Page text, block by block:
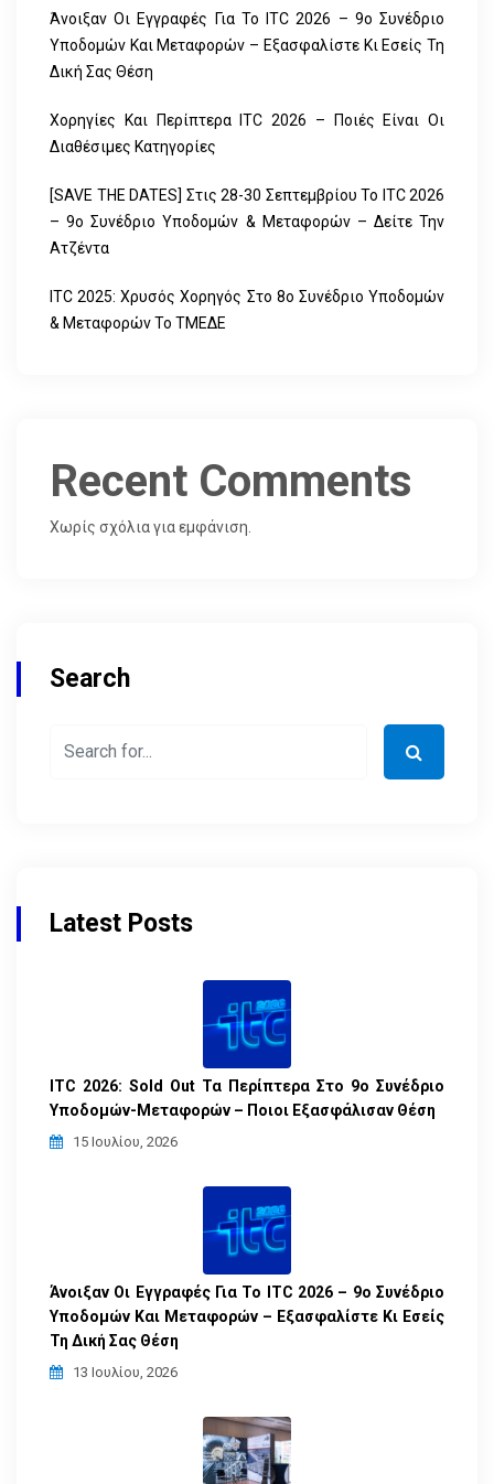
Άνοιξαν Οι Εγγραφές Για Το ITC 2026 – 9ο Συνέδριο
Υποδομών Και Μεταφορών – Εξασφαλίστε Κι Εσείς Τη
Δική Σας Θέση
Χορηγίες Και Περίπτερα ITC 2026 – Ποιές Είναι Οι
Διαθέσιμες Κατηγορίες
[SAVE THE DATES] Στις 28-30 Σεπτεμβρίου Το ITC 2026
– 9ο Συνέδριο Υποδομών & Μεταφορών – Δείτε Την
Ατζέντα
ITC 2025: Χρυσός Χορηγός Στο 8ο Συνέδριο Υποδομών
& Μεταφορών Το ΤΜΕΔΕ
Recent Comments
Χωρίς σχόλια για εμφάνιση.
Search
Latest Posts
ITC 2026: Sold Out Τα Περίπτερα Στο 9ο Συνέδριο
Υποδομών-Μεταφορών – Ποιοι Εξασφάλισαν Θέση
15 Ιουλίου, 2026
Άνοιξαν Οι Εγγραφές Για Το ITC 2026 – 9ο Συνέδριο
Υποδομών Και Μεταφορών – Εξασφαλίστε Κι Εσείς
Τη Δική Σας Θέση
13 Ιουλίου, 2026